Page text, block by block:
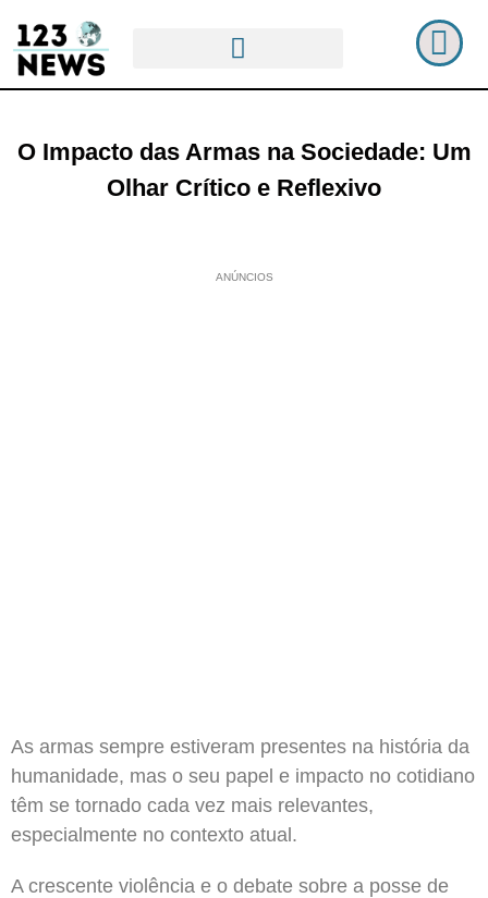
O Impacto das Armas na Sociedade: Um
Olhar Crítico e Reflexivo
ANÚNCIOS
As armas sempre estiveram presentes na história da
humanidade, mas o seu papel e impacto no cotidiano
têm se tornado cada vez mais relevantes,
especialmente no contexto atual.
A crescente violência e o debate sobre a posse de